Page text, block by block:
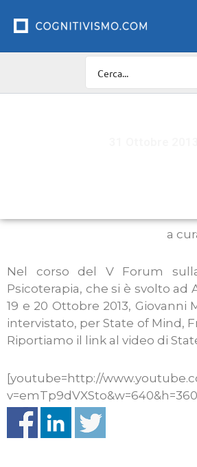
a
Nel corso del V Forum
Psicoterapia, che si è svolto ad
19 e 20 Ottobre 2013, Giovanni
intervistato, per State of Mind,
Riportiamo il link al video di
[youtube=http://